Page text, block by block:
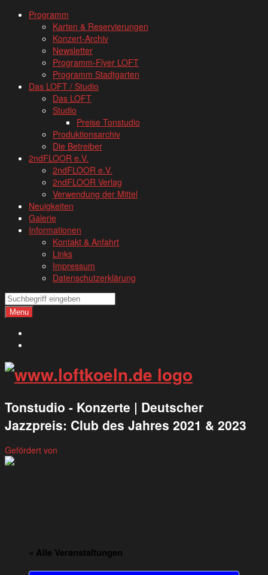
www.loftkoeln.de
navigation
Skip
Programm
Karten & Reservierungen
Konzert-Archiv
Newsletter
Programm-Flyer LOFT
Programm Stadtgarten
Das LOFT / Studio
Das LOFT
Studio
Preise Tonstudio
Produktionsarchiv
Die Betreiber
2ndFLOOR e.V.
2ndFLOOR e.V.
2ndFLOOR Verlag
Verwendung der Mittel
Neuigkeiten
Galerie
Informationen
Kontakt & Anfahrt
Links
Impressum
Datenschutzerklärung
Search
Search
Menu
Tonstudio - Konzerte | Deutscher
Jazzpreis: Club des Jahres 2021 & 2023
Gefördert von
« Alle Veranstaltungen